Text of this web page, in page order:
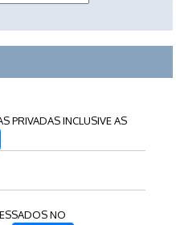
PRIVADAS INCLUSIVE AS
NO